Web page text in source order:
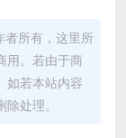
者所有，这里所
用。若由于商
如若本站内容
处理。